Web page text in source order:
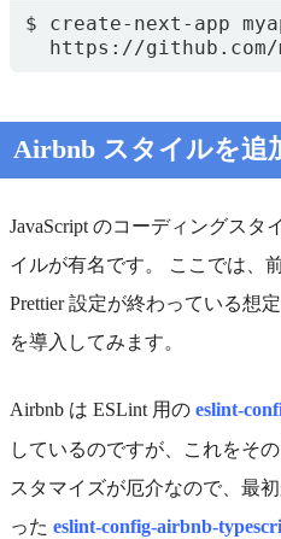
https://
Airbnb スタイルを追
JavaScript のコーディングスタ
イルが有名です。 ここでは、
Prettier 設定が終わっている想
を導入してみます。
Airbnb は ESLint 用の eslint-
しているのですが、これをそ
スタマイズが厄介なので、最
った eslint-config-airbnb-